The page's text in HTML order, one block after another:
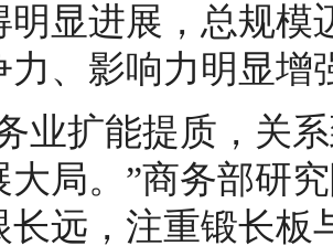
明显进展，总规模
力、影响力明显增
业扩能提质，关
大局。”商务部研
长远，注重锻长板